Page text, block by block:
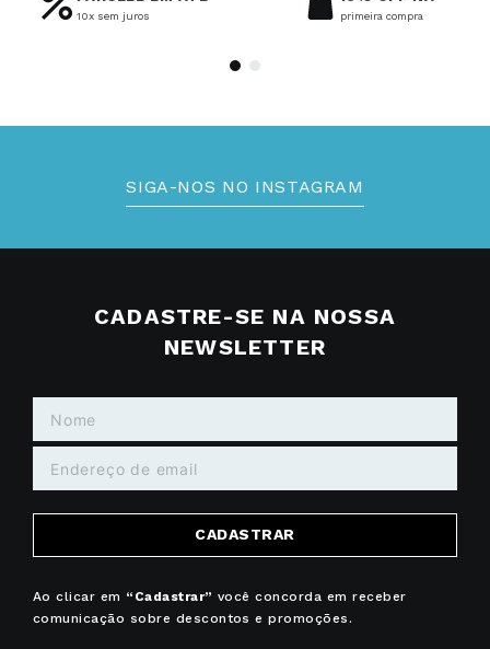
10x sem juros primeira compra
SIGA-NOS NO INSTAGRAM
CADASTRE-SE NA NOSSA
NEWSLETTER
CADASTRAR
Ao clicar em “Cadastrar” você concorda em receber
comunicação sobre descontos e promoções.